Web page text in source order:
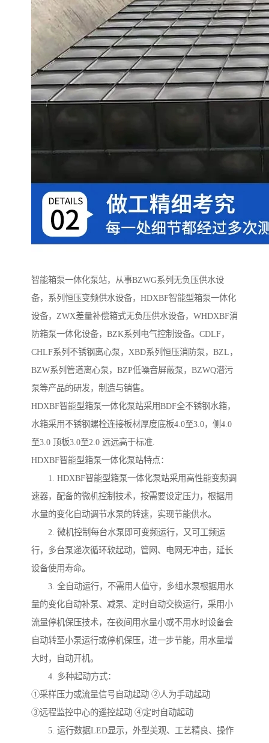
智能箱泵一体化泵站，从事BZWG系列无负压供水设
备，系列恒压变频供水设备，HDXBF智能型箱泵一体化
设备，ZWX差量补偿箱式无负压供水设备，WHDXBF消
防箱泵一体化设备，BZK系列电气控制设备。CDLF，
CHLF系列不锈钢离心泵，XBD系列恒压消防泵，BZL，
BZW系列管道离心泵，BZP低噪音屏蔽泵，BZWQ潜污
泵等产品的研发，制造与销售。
HDXBF智能型箱泵一体化泵站采用BDF全不锈钢水箱，
水箱采用不锈钢螺栓连接板材厚度底板4.0至3.0，侧4.0
至3.0 顶板3.0至2.0 远远高于标准.
HDXBF智能型箱泵一体化泵站特点：
1. HDXBF智能型箱泵一体化泵站采用高性能变频调
速器，配备的微机控制技术，按需要设定压力，根据用
水量的变化自动调节水泵的转速，实现节能供水。
2. 微机控制每台水泵即可变频运行，又可工频运
行，多台泵递次循环软起动，管网、电网无冲击，延长
设备使用寿命。
3. 全自动运行，不需用人值守，多组水泵根据用水
量的变化自动补泵、减泵、定时自动交换运行，采用小
流量停机保压技术，在夜间用水量小或不用水时设备会
自动转至小泵运行或停机保压，进一步节能，用水量增
大时，自动开机。
4. 多种起动方式：
①采样压力或流量信号自动起动 ②人为手动起动
③远程监控中心的遥控起动 ④定时自动起动
5. 运行数据LED显示，外型美观、工艺精良、操作